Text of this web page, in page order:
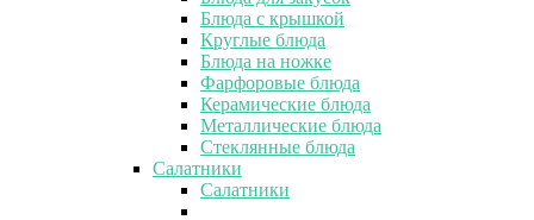
Блюда с крышкой
Круглые блюда
Блюда на ножке
Фарфоровые блюда
Керамические блюда
Металлические блюда
Стеклянные блюда
Салатники
Салатники